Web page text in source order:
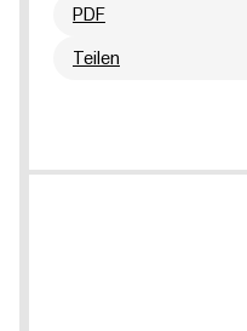
PDF
Teilen